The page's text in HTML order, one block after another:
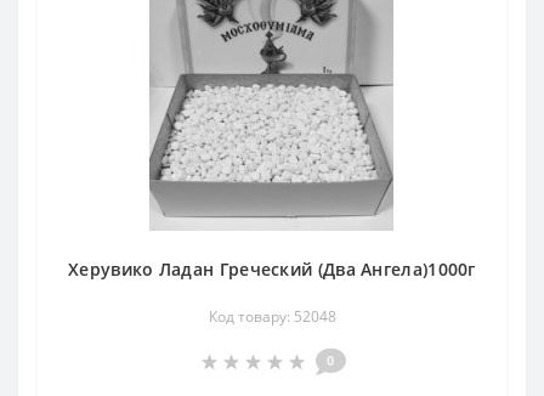
Херувико Ладан Греческий (Два Ангела)1000г
Код товару: 52048
0